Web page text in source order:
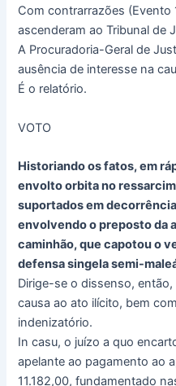
Com contrarrazões (Evento
ascenderam ao Tribunal de
A Procuradoria-Geral de
ausência de interesse na
É o relatório.
VOTO
Historiando os fatos, em
envolto orbita no
suportados em
envolvendo o preposto da
caminhão, que capotou o
defensa singela semi-
Dirige-se o dissenso,
causa ao ato ilícito, bem
indenizatório.
In casu, o juízo a quo
apelante ao pagamento ao
11.182,00, fundamentado